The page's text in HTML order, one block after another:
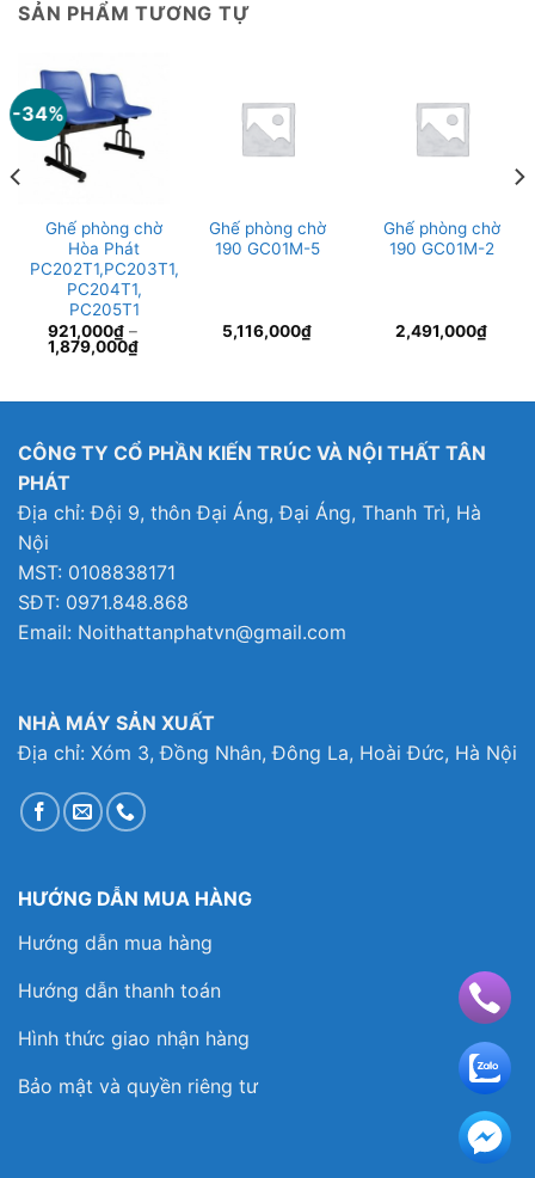
SẢN PHẨM TƯƠNG TỰ
-34%
Ghế phòng chờ
Hòa Phát
PC202T1,PC203T1,
PC204T1,
PC205T1
921,000₫ –
1,879,000₫
Ghế phòng chờ
190 GC01M-5
5,116,000₫
Ghế phòng chờ
190 GC01M-2
2,491,000₫
CÔNG TY CỔ PHẦN KIẾN TRÚC VÀ NỘI THẤT TÂN
PHÁT
Địa chỉ: Đội 9, thôn Đại Áng, Đại Áng, Thanh Trì, Hà
Nội
MST: 0108838171
SĐT: 0971.848.868
Email: Noithattanphatvn@gmail.com
NHÀ MÁY SẢN XUẤT
Địa chỉ: Xóm 3, Đồng Nhân, Đông La, Hoài Đức, Hà Nội
HƯỚNG DẪN MUA HÀNG
Hướng dẫn mua hàng
Hướng dẫn thanh toán
Hình thức giao nhận hàng
Bảo mật và quyền riêng tư